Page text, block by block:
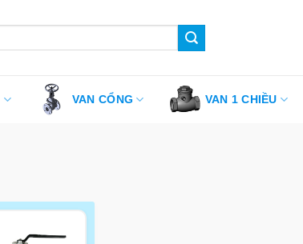
VAN CỔNG VAN 1 CHIỀU